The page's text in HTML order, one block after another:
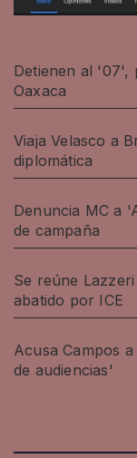
Detienen al '07',
Oaxaca
Viaja Velasco a
diplomática
Denuncia MC a
de campaña
Se reúne
abatido por ICE
Acusa Campos
de audiencias'